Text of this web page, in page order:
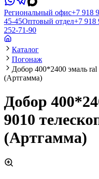
Региональный офис+7 918
45-45Оптовый отдел+7 918
252-71-90
Каталог
Погонаж
Добор 400*2400 эмаль
(Артгамма)
Добор
9010
(Артгамма)